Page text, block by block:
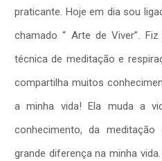
praticante. Hoje em dia sou
chamado “ Arte de Viver”.
técnica de meditação e
compartilha muitos
a minha vida! Ela muda a
conhecimento, da
grande diferença na minha